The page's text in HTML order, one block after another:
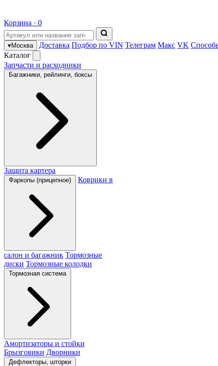
Корзина · 0
▾Москва Доставка Подбор по VIN Телеграм Макс VK
Каталог
Запчасти и расходники
Багажники, рейлинги, боксы
Защита картера
Фаркопы (прицепное) Коврики в
салон и багажник Тормозные
диски Тормозные колодки
Тормозная система
Амортизаторы и стойки
Брызговики Дворники
Дефлекторы, шторки